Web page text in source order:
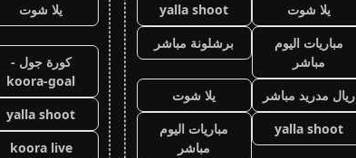
يلا شوت
yalla shoot
مباريات اليوم
مباشر
برشلونة مباشر
ريال مدريد مباشر
يلا شوت
yalla shoot
مباريات اليوم
مباشر
يلا شوت
كورة جول -
koora-goal
yalla shoot
koora live